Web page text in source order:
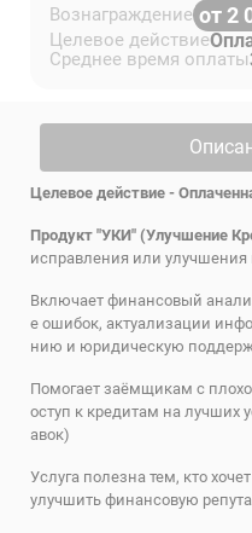
Вознаграждение от 2
Целевое действие
Среднее время оплаты
Целевое действие -
Продукт "УКИ" (Улучшение
исправления или улучшения
Включает финансовый
е ошибок, актуализации
нию и юридическую
Помогает заёмщикам с
оступ к кредитам на лучших
авок)
Услуга полезна тем, кто
улучшить финансовую